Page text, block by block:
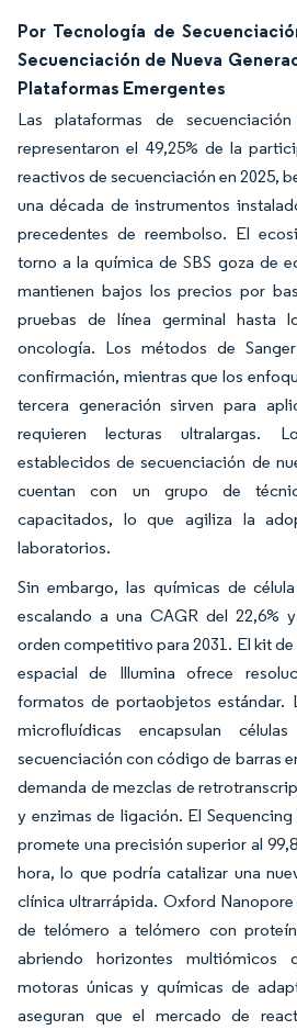
Por Tecnología de
Secuenciación de Nueva
Plataformas Emergentes
Las plataformas de
representaron el 49,25% de la
reactivos de secuenciación en 2025,
una década de instrumentos
precedentes de reembolso. El
torno a la química de SBS goza de
mantienen bajos los precios por
pruebas de línea germinal hasta
oncología. Los métodos de
confirmación, mientras que los
tercera generación sirven para
requieren lecturas ultralargas.
establecidos de secuenciación de
cuentan con un grupo de
capacitados, lo que agiliza la
laboratorios.
Sin embargo, las químicas de
escalando a una CAGR del 22,6%
orden competitivo para 2031. El kit
espacial de Illumina ofrece
formatos de portaobjetos estándar.
microfluídicas encapsulan
secuenciación con código de barras
demanda de mezclas de
y enzimas de ligación. El
promete una precisión superior al
hora, lo que podría catalizar una
clínica ultrarrápida. Oxford
de telómero a telómero con
abriendo horizontes multiómicos
motoras únicas y químicas de
aseguran que el mercado de